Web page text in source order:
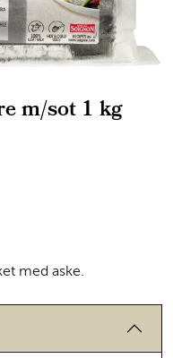
m/sot 1 kg
med aske.